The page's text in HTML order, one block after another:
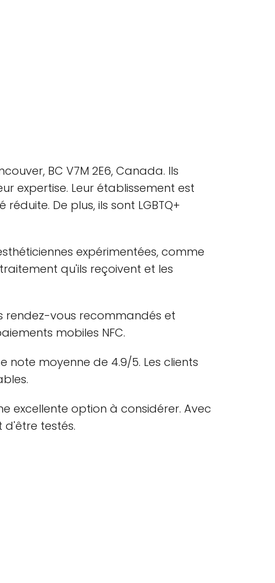
BC V7M 2E6, Canada. Ils
expertise. Leur établissement est
De plus, ils sont LGBTQ+
expérimentées, comme
qu'ils reçoivent et les
rendez-vous recommandés et
mobiles NFC.
note moyenne de 4.9/5. Les clients
excellente option à considérer. Avec
d'être testés.